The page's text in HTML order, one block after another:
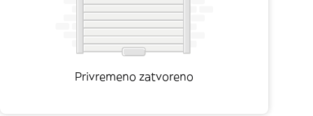
Privremeno zatvoreno